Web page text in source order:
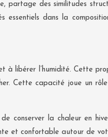
des similitudes
dans la
à libérer l’humidité. Cette
Cette capacité joue un
conserver la chaleur en
et confortable autour de